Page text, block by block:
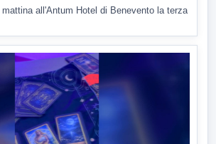
all'Antum Hotel di Benevento la terza